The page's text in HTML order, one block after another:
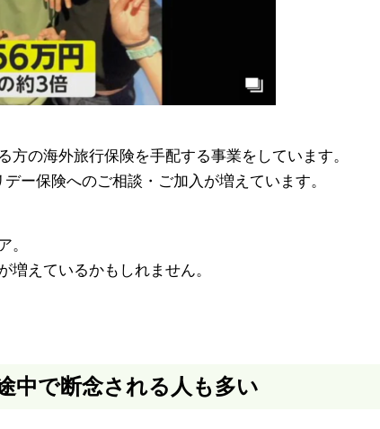
方の海外旅行保険を手配する事業をしています。
ー保険へのご相談・ご加入が増えています。
。
増えているかもしれません。
中で断念される人も多い